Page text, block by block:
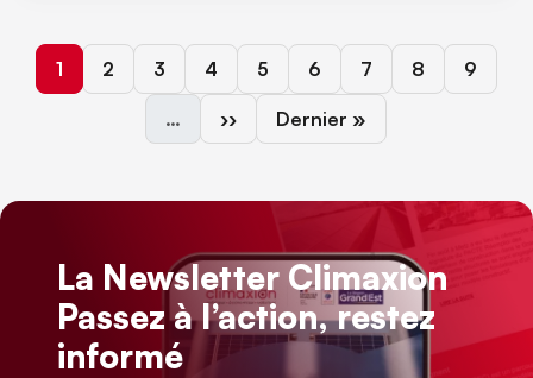
Page courante
1 Page
2 Page
3 Page
4 Page
5 Page
6 Page
7 Page
8 Page
9
… Page suivante
›› Dernière page
Dernier »
La Newsletter Climaxion
Passez à l’action, restez
informé